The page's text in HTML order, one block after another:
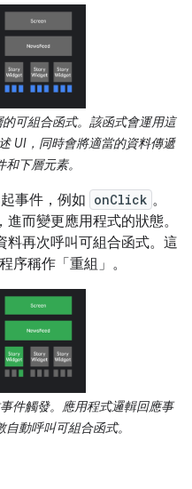
可組合函式。該函式會運用這
UI，同時會將適當的資料傳遞
下層元素。
事件，例如 onClick 。
而變更應用程式的狀態。
料再次呼叫可組合函式。這
序稱作「重組」 。
件觸發。應用程式邏輯回應事
動呼叫可組合函式。